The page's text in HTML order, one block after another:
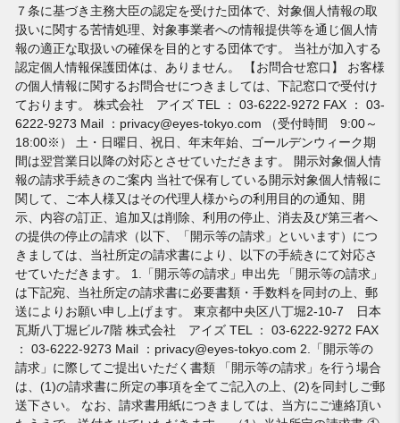
７条に基づき主務大臣の認定を受けた団体で、対象個人情報の取
扱いに関する苦情処理、対象事業者への情報提供等を通じ個人情
報の適正な取扱いの確保を目的とする団体です。 当社が加入する
認定個人情報保護団体は、ありません。 【お問合せ窓口】 お客様
の個人情報に関するお問合せにつきましては、下記窓口で受付け
ております。 株式会社 アイズ TEL ： 03-6222-9272 FAX ： 03-
6222-9273 Mail ：privacy@eyes-tokyo.com （受付時間 9:00～
18:00※） 土・日曜日、祝日、年末年始、ゴールデンウィーク期
間は翌営業日以降の対応とさせていただきます。 開示対象個人情
報の請求手続きのご案内 当社で保有している開示対象個人情報に
関して、ご本人様又はその代理人様からの利用目的の通知、開
示、内容の訂正、追加又は削除、利用の停止、消去及び第三者へ
の提供の停止の請求（以下、「開示等の請求」といいます）につ
きましては、当社所定の請求書により、以下の手続きにて対応さ
せていただきます。 1.「開示等の請求」申出先 「開示等の請求」
は下記宛、当社所定の請求書に必要書類・手数料を同封の上、郵
送によりお願い申し上げます。 東京都中央区八丁堀2-10-7 日本
瓦斯八丁堀ビル7階 株式会社 アイズ TEL ： 03-6222-9272 FAX
： 03-6222-9273 Mail ：privacy@eyes-tokyo.com 2.「開示等の
請求」に際してご提出いただく書類 「開示等の請求」を行う場合
は、(1)の請求書に所定の事項を全てご記入の上、(2)を同封しご郵
送下さい。 なお、請求書用紙につきましては、当方にご連絡頂い